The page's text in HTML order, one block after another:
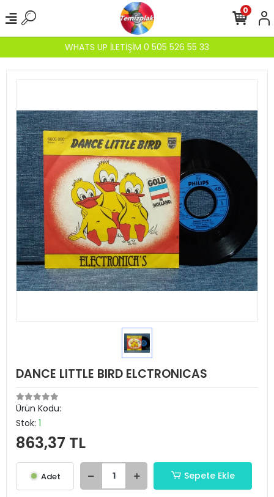
WHATS UP İLETİŞİM 0 505 526 55 33
0
DANCE LITTLE BIRD ELCTRONICAS
Ürün Kodu:
Stok: 1
863,37 TL
Adet Sepete Ekle